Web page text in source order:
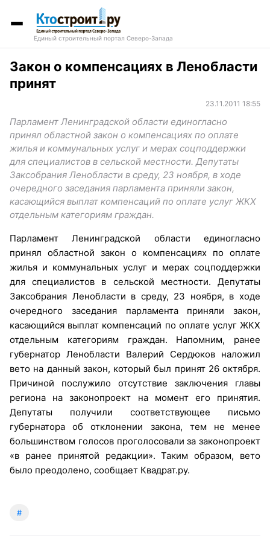
Единый строительный портал Северо-Запада
Закон о компенсациях в Ленобласти
принят
23.11.2011 18:55
Парламент Ленинградской области единогласно
принял областной закон о компенсациях по оплате
жилья и коммунальных услуг и мерах соцподдержки
для специалистов в сельской местности. Депутаты
Заксобрания Ленобласти в среду, 23 ноября, в ходе
очередного заседания парламента приняли закон,
касающийся выплат компенсаций по оплате услуг ЖКХ
отдельным категориям граждан.
Парламент Ленинградской области единогласно
принял областной закон о компенсациях по оплате
жилья и коммунальных услуг и мерах соцподдержки
для специалистов в сельской местности. Депутаты
Заксобрания Ленобласти в среду, 23 ноября, в ходе
очередного заседания парламента приняли закон,
касающийся выплат компенсаций по оплате услуг ЖКХ
отдельным категориям граждан. Напомним, ранее
губернатор Ленобласти Валерий Сердюков наложил
вето на данный закон, который был принят 26 октября.
Причиной послужило отсутствие заключения главы
региона на законопроект на момент его принятия.
Депутаты получили соответствующее письмо
губернатора об отклонении закона, тем не менее
большинством голосов проголосовали за законопроект
«в ранее принятой редакции». Таким образом, вето
было преодолено, сообщает Квадрат.ру.
#